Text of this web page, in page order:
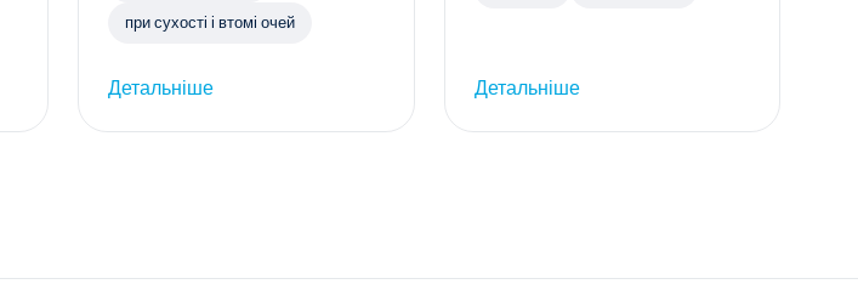
при сухості і втомі очей
Детальніше Детальніше